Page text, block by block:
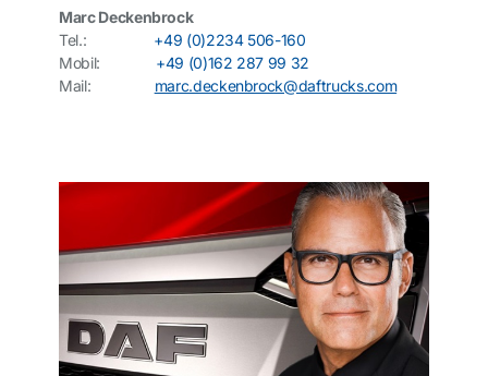
Marc Deckenbrock
Tel.: +49 (0)2234 506-160
Mobil: +49 (0)162 287 99 32
Mail: marc.deckenbrock@daftrucks.com